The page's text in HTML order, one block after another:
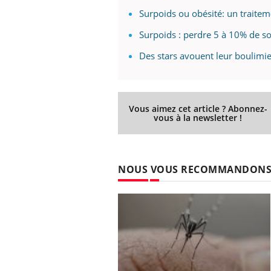
Surpoids ou obésité: un
Surpoids : perdre 5 à 10% de
Des stars avouent leur boulimie
Vous aimez cet article ? Abonnez-
vous à la newsletter !
NOUS VOUS RECOMMANDONS
Carence en fer : comprendre pour
Fatigue, irritabilité, brouillard mental ou
carence en fer sont multiples ce qui la rend
En